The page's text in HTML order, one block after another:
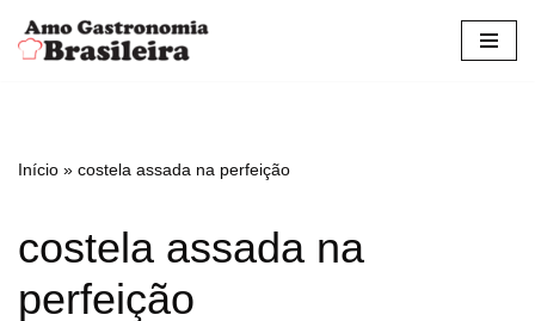
Pular
conteúdo
Início » costela assada na perfeição
costela assada na
perfeição